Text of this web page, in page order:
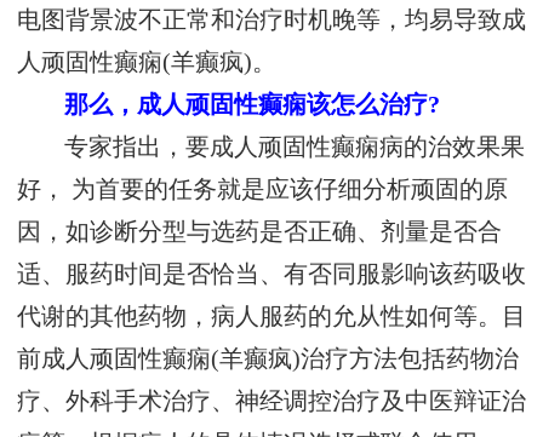
电图背景波不正常和治疗时机晚等，均易导致成
人顽固性癫痫(羊癫疯)。
那么，成人顽固性癫痫该怎么治疗?
专家指出，要成人顽固性癫痫病的治效果果
好， 为首要的任务就是应该仔细分析顽固的原
因，如诊断分型与选药是否正确、剂量是否合
适、服药时间是否恰当、有否同服影响该药吸收
代谢的其他药物，病人服药的允从性如何等。目
前成人顽固性癫痫(羊癫疯)治疗方法包括药物治
疗、外科手术治疗、神经调控治疗及中医辩证治